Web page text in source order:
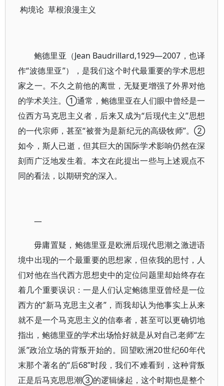
构境论 草根浪漫主义
鲍德里亚（Jean Baudrillard,1929—2007，也译
作“波德里亚”），是我们这个时代最重要的学术思想
家之一。不久之前他的离世，无疑更增强了外界对他
的学术关注。①通常，鲍德里亚在人们眼中曾经是一
位西方马克思主义者，后来又成为“后现代主义”思想
的一代宗师，甚至“被誉为是新纪元的高级牧师”。②
如今，斯人已逝，但其巨大的国际学术影响仍然在深
刻而广泛地发生着。本文在此提出一些与上述观点不
同的看法，以期研究的深入。
一
毋庸置疑，鲍德里亚是欧洲后现代思潮之激进语
境中出现的一个最重要的思想家，但依我的思忖，人
们对他在当代西方思想史中的定位问题里却始终存在
着几个重要误识：一是人们认定鲍德里亚曾经是一位
西方的“新马克思主义者”，而我却认为他事实上从来
就不是一个马克思主义的信奉者，甚至可以更确切地
指出，鲍德里亚的学术出场恰好就是从对自己老师“左
派”政治立场的背叛开始的。回望欧洲20世纪60年代
末那个著名的“后68”时段，我们不难看到，这种背叛
正是后马克思思潮③的逻辑缘起，这个时期也是整个